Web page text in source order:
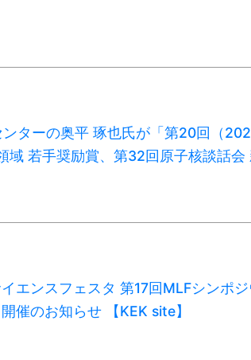
ターの奥平 琢也氏が「第20回（
域 若手奨励賞、第32回原子核談話会
エンスフェスタ 第17回MLFシンポ
催のお知らせ 【KEK site】